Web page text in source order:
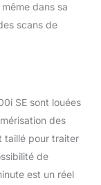
dans sa
scans de
SE sont louées
des
taillé pour traiter
de
est un réel